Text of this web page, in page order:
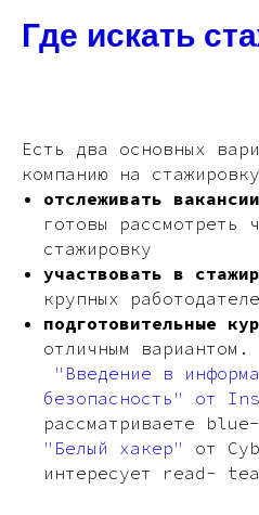
Где искать
Есть два основных
компанию на
отслеживать вакансии
готовы рассмотреть
стажировку
участвовать в
крупных
подготовительные
отличным
"Введение в
безопасность" от
рассматриваете
"Белый хакер"
от
интересует read-